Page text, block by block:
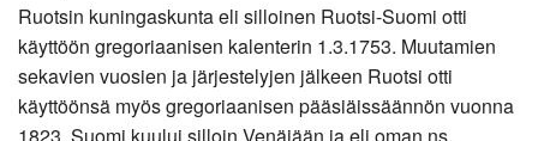
Ruotsin kuningaskunta eli silloinen Ruotsi-Suomi otti
käyttöön gregoriaanisen kalenterin 1.3.1753. Muutamien
sekavien vuosien ja järjestelyjen jälkeen Ruotsi otti
käyttöönsä myös gregoriaanisen pääsiäissäännön vuonna
1823. Suomi kuului silloin Venäjään ja eli oman ns.